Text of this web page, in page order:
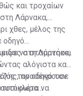
και τροχαίων
Λάρνακα,
χθες, μέλος της
οδηγό
στη Λάρνακα,
να σταματήσει
αλόγιστα και
προσέκρουσε
να
τον οδηγό τον
αυτόφωρα